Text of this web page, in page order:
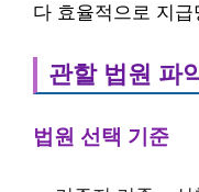
다 효율적으로 지
관할 법원 파
법원 선택 기준